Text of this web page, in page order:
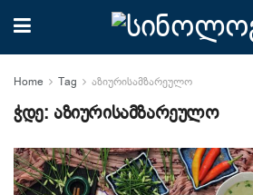
Home Tag აზიურისამზარეულო
ჭდე: აზიურისამზარეულო